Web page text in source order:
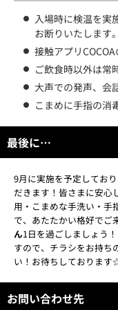
入場時に検温を実
お断りいたします。
接触アプリ
ご飲食時以外は常
大声での発声、会
こまめに手指の消
最後に…
9月に実施を予定してお
だきます！皆さまに安心
用・こまめな手洗い・手
で、あたたかい格好でご
ん1日を過ごしましょう
すので、チラシをお持ち
い！お待ちしております
お問い合わせ先